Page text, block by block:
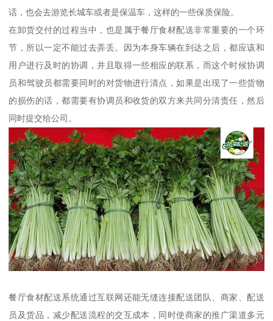
话，也会去游览长城车或者是保温车，这样的一些保质保险。
在卸货交付的过程当中，也是属于餐厅食材配送非常重要的一个环
节，所以一定不能过去弄丢。因为本身车辆在到达之后，都应该和
用户进行及时的协调，并且取得一些相应的联系，而这个时候协调
员和驾驶员都需要同时的对货物进行清点，如果是出现了一些货物
的损伤的话，都需要有协调员和收货的双方来共同分清责任，然后
同时提交给公司。
餐厅食材配送系统通过互联网还能无缝连接配送团队、商家、配送
员及货品，减少配送流程的交互成本，同时使商家的推广渠道多元